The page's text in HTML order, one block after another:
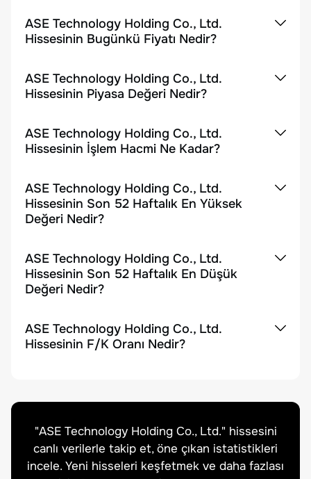
ASE Technology Holding Co., Ltd.
Hissesinin Bugünkü Fiyatı Nedir?
ASE Technology Holding Co., Ltd.
Hissesinin Piyasa Değeri Nedir?
ASE Technology Holding Co., Ltd.
Hissesinin İşlem Hacmi Ne Kadar?
ASE Technology Holding Co., Ltd.
Hissesinin Son 52 Haftalık En Yüksek
Değeri Nedir?
ASE Technology Holding Co., Ltd.
Hissesinin Son 52 Haftalık En Düşük
Değeri Nedir?
ASE Technology Holding Co., Ltd.
Hissesinin F/K Oranı Nedir?
"ASE Technology Holding Co., Ltd." hissesini
canlı verilerle takip et, öne çıkan istatistikleri
incele. Yeni hisseleri keşfetmek ve daha fazlası